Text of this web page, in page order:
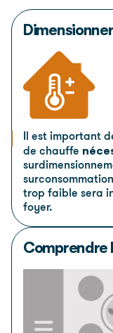
Il est important
de chauffe
trop faible sera
foyer.
Comprendre